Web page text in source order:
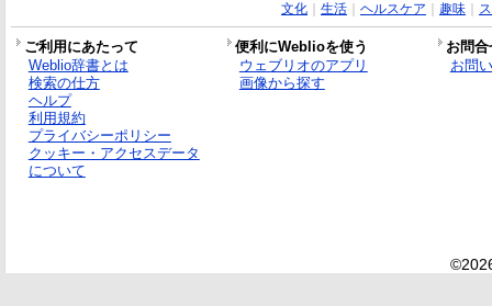
文化｜ 生活｜ ヘルスケア 趣味｜
ご利用にあたって 便利にWeblioを使う
お問
Weblio辞書とは
検索の仕方
ヘルプ
利用規約
プライバシーポリシー
クッキー・アクセスデータ
について
ウェブリオのアプリ
画像から探す
お問